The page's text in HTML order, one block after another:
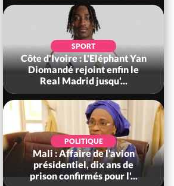
SPORT
Côte d'Ivoire : L'Eléphant Yan
Diomandé rejoint enfin le
Real Madrid jusqu'...
POLITIQUE
Mali : Affaire de l'avion
présidentiel, dix ans de
prison confirmés pour l'...